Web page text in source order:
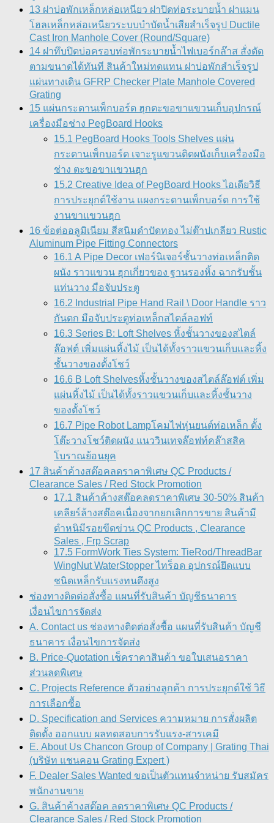
13 ฝาบ่อพักเหล็กหล่อเหนียว ฝาปิดท่อระบายน้ำ ฝาแมน
โฮลเหล็กหล่อเหนียวระบบบำบัดน้ำเสียสำเร็จรูป Ductile
Cast Iron Manhole Cover (Round/Square)
14 ฝาทึบปิดบ่อครอบท่อพักระบายน้ำไฟเบอร์กล๊าส สั่งตัด
ตามขนาดได้ทันที สินค้าใหม่ทดแทน ฝาบ่อพักสําเร็จรูป
แผ่นทางเดิน GFRP Checker Plate Manhole Covered
Grating
15 แผ่นกระดานเพ็กบอร์ด ฮุกตะขอขาแขวนเก็บอุปกรณ์
เครื่องมือช่าง PegBoard Hooks
15.1 PegBoard Hooks Tools Shelves แผ่น
กระดานเพ็กบอร์ด เจาะรูแขวนติดผนังเก็บเครื่องมือ
ช่าง ตะขอขาแขวนฮุก
15.2 Creative Idea of PegBoard Hooks ไอเดียวิธี
การประยุกต์ใช้งาน แผงกระดานเพ็กบอร์ด การใช้
งานขาแขวนฮุก
16 ข้อต่ออลูมิเนียม สีสนิมดำปัดทอง ไม่ต๊าปเกลียว Rustic
Aluminum Pipe Fitting Connectors
16.1 A Pipe Decor เฟอร์นิเจอร์ชั้นวางท่อเหล็กติด
ผนัง ราวแขวน ฮุกเกี่ยวของ ฐานรองหิ้ง ฉากรับชั้น
แท่นวาง มือจับประตู
16.2 Industrial Pipe Hand Rail \ Door Handle ราว
กันตก มือจับประตูท่อเหล็กสไตล์ลอฟท์
16.3 Series B: Loft Shelves หิ้งชั้นวางของสไตล์
ล๊อฟต์ เพิ่มแผ่นหิ้งไม้ เป็นได้ทั้งราวแขวนเก็บและหิ้ง
ชั้นวางของตั้งโชว์
16.6 B Loft Shelvesหิ้งชั้นวางของสไตล์ล๊อฟต์ เพิ่ม
แผ่นหิ้งไม้ เป็นได้ทั้งราวแขวนเก็บและหิ้งชั้นวาง
ของตั้งโชว์
16.7 Pipe Robot Lampโคมไฟหุ่นยนต์ท่อเหล็ก ตั้ง
โต๊ะวางโชว์ติดผนัง แนววินเทจล๊อฟท์คล๊าสสิค
โบราณย้อนยุค
17 สินค้าค้างสต๊อคลดราคาพิเศษ QC Products /
Clearance Sales / Red Stock Promotion
17.1 สินค้าค้างสต๊อคลดราคาพิเศษ 30-50% สินค้า
เคลียร์ล้างสต๊อคเนื่องจากยกเลิกการขาย สินค้ามี
ตำหนิมีรอยขีดข่วน QC Products , Clearance
Sales , Frp Scrap
17.5 FormWork Ties System: TieRod/ThreadBar
WingNut WaterStopper ไทร็อด อุปกรณ์ยึดแบบ
ชนิดเหล็กรับแรงทนดึงสูง
ช่องทางติดต่อสั่งซื้อ แผนที่รับสินค้า บัญชีธนาคาร
เงื่อนไขการจัดส่ง
A. Contact us ช่องทางติดต่อสั่งซื้อ แผนที่รับสินค้า บัญชี
ธนาคาร เงื่อนไขการจัดส่ง
B. Price-Quotation เช็คราคาสินค้า ขอใบเสนอราคา
ส่วนลดพิเศษ
C. Projects Reference ตัวอย่างลูกค้า การประยุกต์ใช้ วิธี
การเลือกซื้อ
D. Specification and Services ความหมาย การสั่งผลิต
ติดตั้ง ออกแบบ ผลทดสอบการรับแรง-สารเคมี
E. About Us Chancon Group of Company | Grating Thai
(บริษัท แชนคอน Grating Expert )
F. Dealer Sales Wanted ขอเป็นตัวแทนจำหน่าย รับสมัคร
พนักงานขาย
G. สินค้าค้างสต๊อค ลดราคาพิเศษ QC Products /
Clearance Sales / Red Stock Promotion